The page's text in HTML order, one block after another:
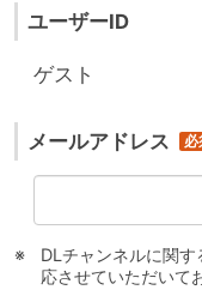
ユーザーID
ゲスト
メールアドレス
DLチャンネルに関
応させていただいて